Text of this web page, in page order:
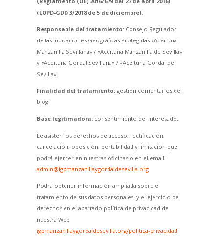
(LOPD-GDD 3/2018 de 5 de diciembre).
Responsable del tratamiento:Consejo Regulador
de las Indicaciones Geográficas Protegidas «Aceituna
Manzanilla Sevillana» / «Aceituna Manzanilla de Sevilla»
y «Aceituna Gordal Sevillana» / «Aceituna Gordal de
Sevilla».
Finalidad del tratamiento:gestión comentarios del
blog.
Base legitimadora:consentimiento del interesado.
Le asisten los derechos de acceso, rectificación,
cancelación, oposición, portabilidad y limitación que
podrá ejercer en nuestras oficinas o en el email:
admin@igpmanzanillaygordaldesevilla.org
Podrá obtener información ampliada sobre el
tratamiento de sus datos personales y el ejercicio de
derechos en el apartado política de privacidad de
nuestra Web
igpmanzanillaygordaldesevilla.org/politica-privacidad